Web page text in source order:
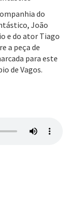
do
João
e do ator Tiago
a peça de
para este
de Vagos.